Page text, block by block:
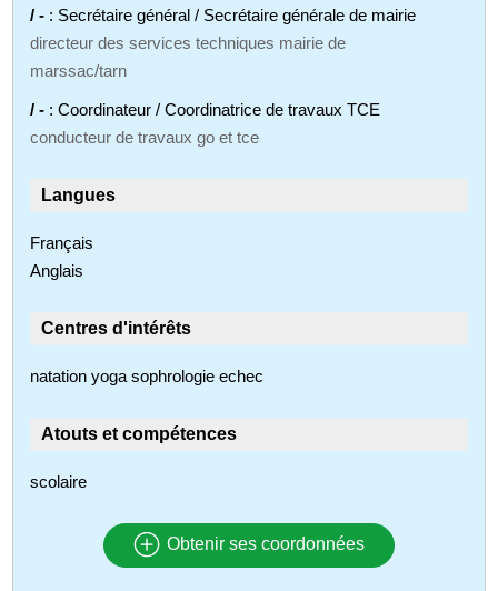
/ - : Secrétaire général / Secrétaire générale de mairie
directeur des services techniques mairie de
marssac/tarn
/ - : Coordinateur / Coordinatrice de travaux TCE
conducteur de travaux go et tce
Langues
Français
Anglais
Centres d'intérêts
natation yoga sophrologie echec
Atouts et compétences
scolaire
Obtenir ses coordonnées